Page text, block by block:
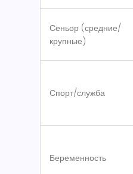
Сеньор (средние/
крупные)
Спорт/служба
Беременность